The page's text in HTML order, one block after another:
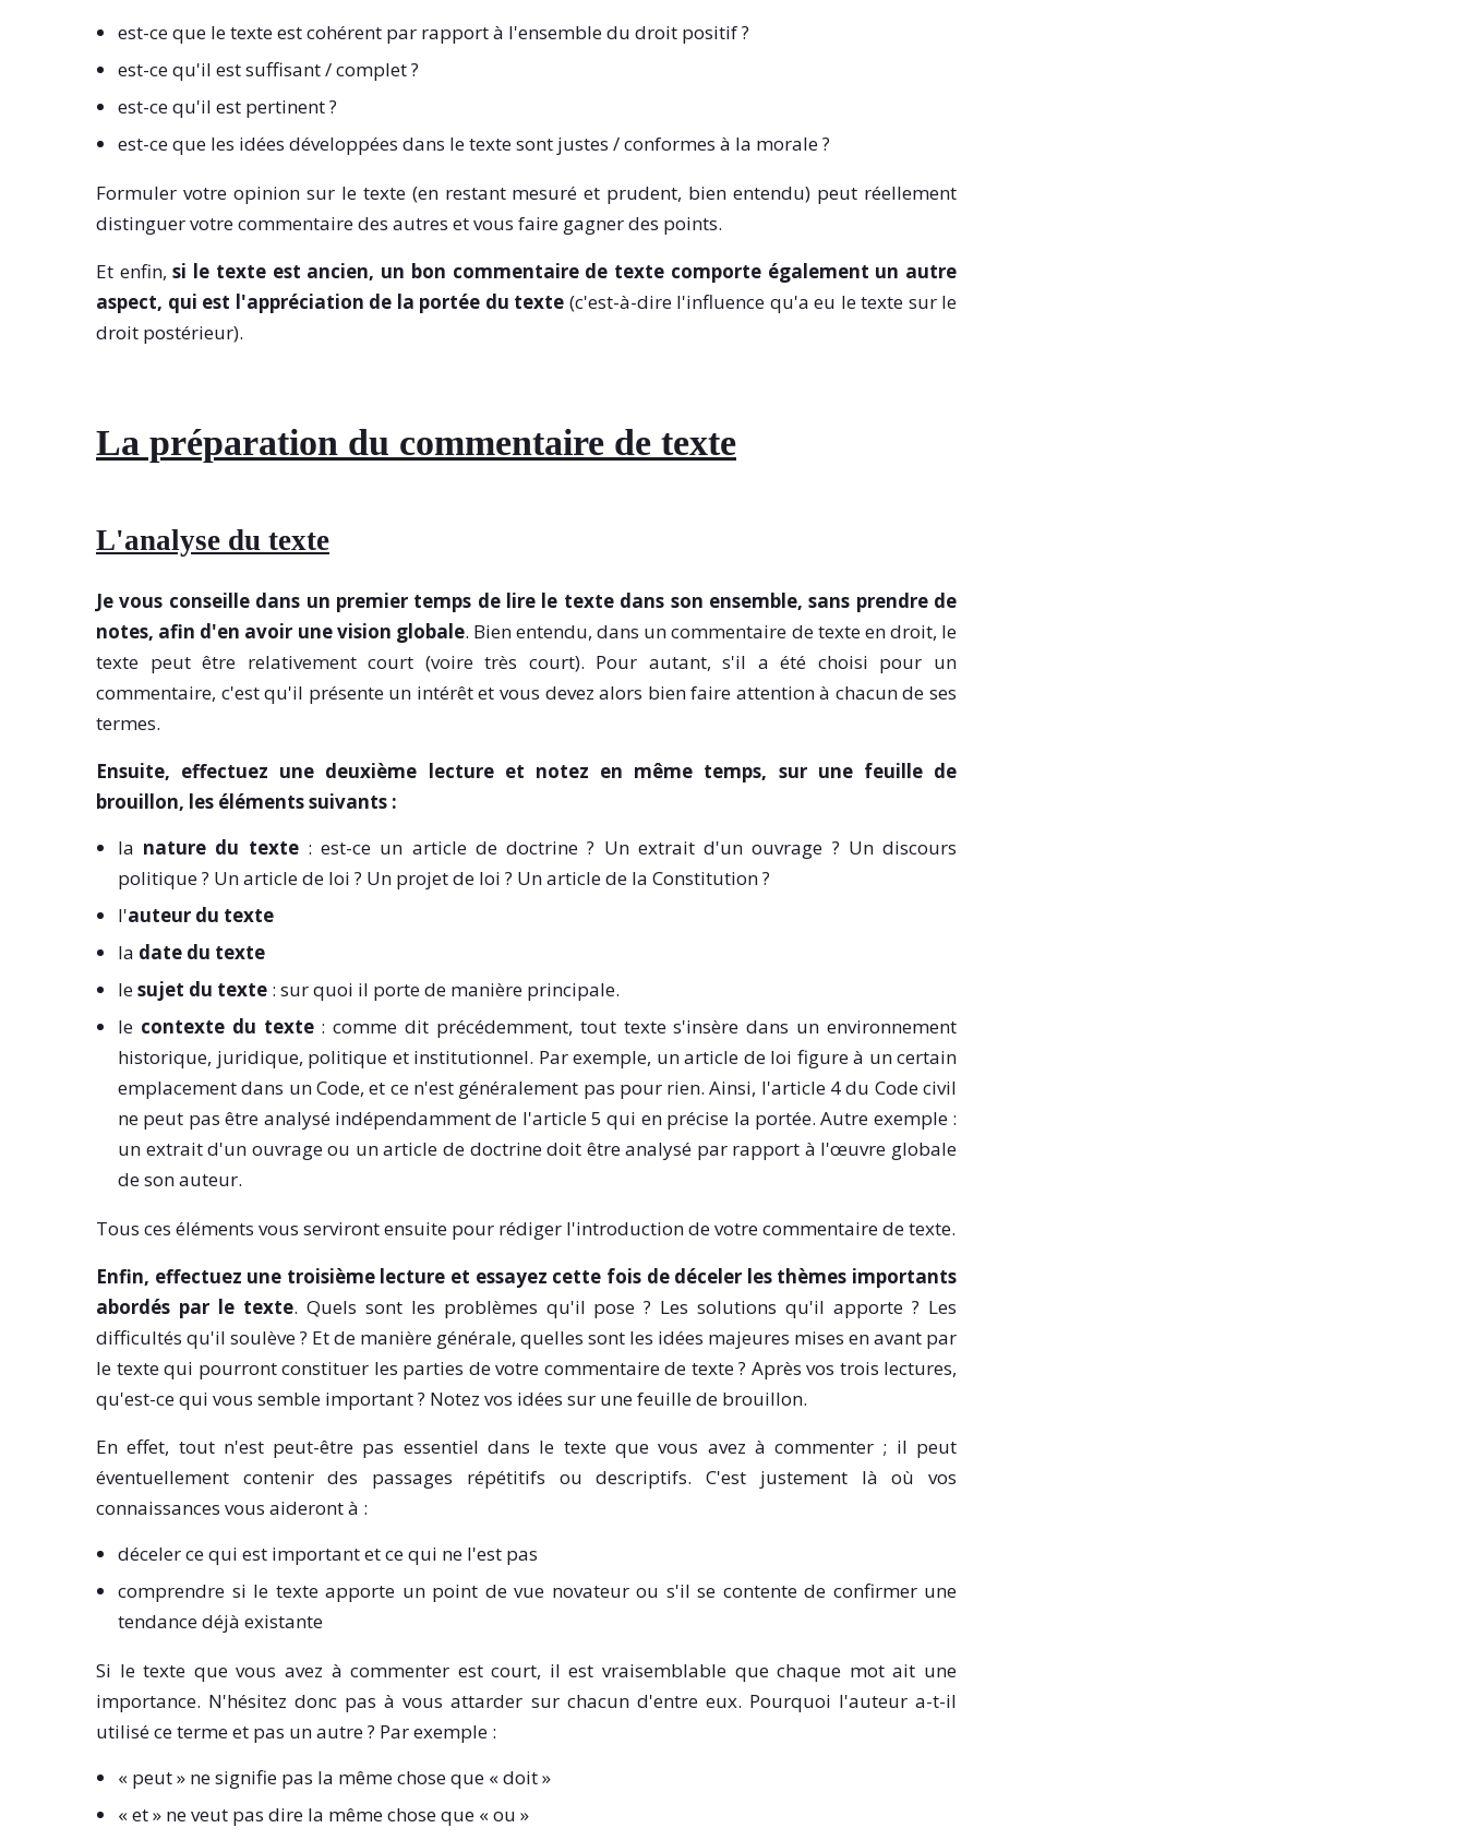
est-ce que le texte est cohérent par rapport à l'ensemble du droit positif ?
est-ce qu'il est suffisant / complet ?
est-ce qu'il est pertinent ?
est-ce que les idées développées dans le texte sont justes / conformes à la morale ?
Formuler votre opinion sur le texte (en restant mesuré et prudent, bien entendu) peut réellement
distinguer votre commentaire des autres et vous faire gagner des points.
Et enfin,si le texte est ancien, un bon commentaire de texte comporte également un autre
aspect, qui est l'appréciation de la portée du texte (c'est-à-dire l'influence qu'a eu le texte sur le
droit postérieur).
La préparation du commentaire de texte
L'analyse du texte
Je vous conseille dans un premier temps de lire le texte dans son ensemble, sans prendre de
notes, afin d'en avoir une vision globale. Bien entendu, dans un commentaire de texte en droit, le
texte peut être relativement court (voire très court). Pour autant, s'il a été choisi pour un
commentaire, c'est qu'il présente un intérêt et vous devez alors bien faire attention à chacun de ses
termes.
Ensuite, effectuez une deuxième lecture et notez en même temps, sur une feuille de
brouillon, les éléments suivants :
la nature du texte: est-ce un article de doctrine ? Un extrait d'un ouvrage ? Un discours
politique ? Un article de loi ? Un projet de loi ? Un article de la Constitution ?
l'auteur du texte
la date du texte
lesujet du texte : sur quoi il porte de manière principale.
le contexte du texte: comme dit précédemment, tout texte s'insère dans un environnement
historique, juridique, politique et institutionnel. Par exemple, un article de loi figure à un certain
emplacement dans un Code, et ce n'est généralement pas pour rien. Ainsi, l'article 4 du Code civil
ne peut pas être analysé indépendamment de l'article 5 qui en précise la portée. Autre exemple :
un extrait d'un ouvrage ou un article de doctrine doit être analysé par rapport à l'œuvre globale
de son auteur.
Tous ces éléments vous serviront ensuite pour rédiger l'introduction de votre commentaire de texte.
Enfin, effectuez une troisième lecture et essayez cette fois de déceler les thèmes importants
abordés par le texte. Quels sont les problèmes qu'il pose ? Les solutions qu'il apporte ? Les
difficultés qu'il soulève ? Et de manière générale, quelles sont les idées majeures mises en avant par
le texte qui pourront constituer les parties de votre commentaire de texte ? Après vos trois lectures,
qu'est-ce qui vous semble important ? Notez vos idées sur une feuille de brouillon.
En effet, tout n'est peut-être pas essentiel dans le texte que vous avez à commenter ; il peut
éventuellement contenir des passages répétitifs ou descriptifs. C'est justement là où vos
connaissances vous aideront à :
déceler ce qui est important et ce qui ne l'est pas
comprendre si le texte apporte un point de vue novateur ou s'il se contente de confirmer une
tendance déjà existante
Si le texte que vous avez à commenter est court, il est vraisemblable que chaque mot ait une
importance. N'hésitez donc pas à vous attarder sur chacun d'entre eux. Pourquoi l'auteur a-t-il
utilisé ce terme et pas un autre ? Par exemple :
« peut » ne signifie pas la même chose que « doit »
« et » ne veut pas dire la même chose que « ou »